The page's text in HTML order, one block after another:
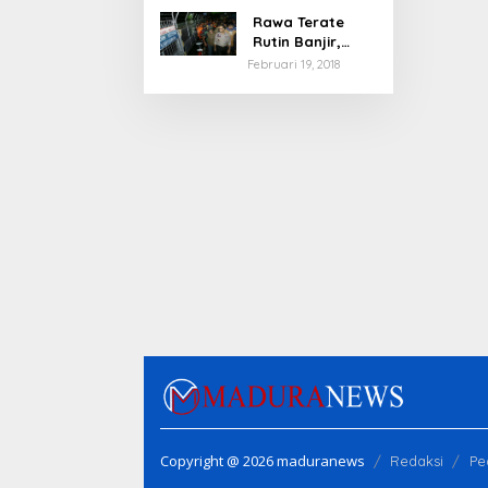
Rawa Terate
Rutin Banjir,
Anies Bakal Cek
Februari 19, 2018
Copyright @ 2026 maduranews Redaksi